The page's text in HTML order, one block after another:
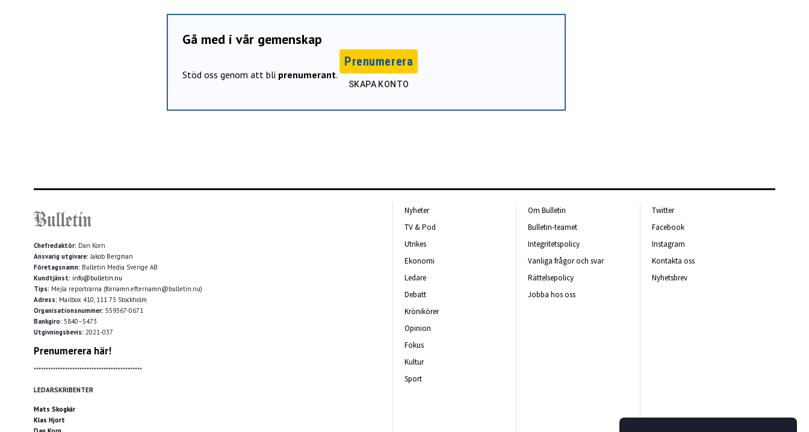
Gå med i vår gemenskap
Stöd oss genom att bli prenumerant.
Prenumerera
SKAPA KONTO
Chefredaktör: Dan Korn
Ansvarig utgivare: Jakob Bergman
Företagsnamn: Bulletin Media Sverige AB
Kundtjänst: info@bulletin.nu
Tips: Mejla reportrarna (förnamn.efternamn@bulletin.nu)
Adress: Mailbox 410, 111 73 Stockholm
Organisationsnummer: 559367-0671
Bankgiro: 5840–5473
Utgivningsbevis: 2021-037
Prenumerera här!
*********************************************
LEDARSKRIBENTER
Mats Skogkär
Klas Hjort
Nyheter
TV & Pod
Utrikes
Ekonomi
Ledare
Debatt
Krönikörer
Opinion
Fokus
Kultur
Sport
Om Bulletin
Bulletin-teamet
Integritetspolicy
Vanliga frågor och svar
Rättelsepolicy
Jobba hos oss
Twitter
Facebook
Instagram
Kontakta oss
Nyhetsbrev